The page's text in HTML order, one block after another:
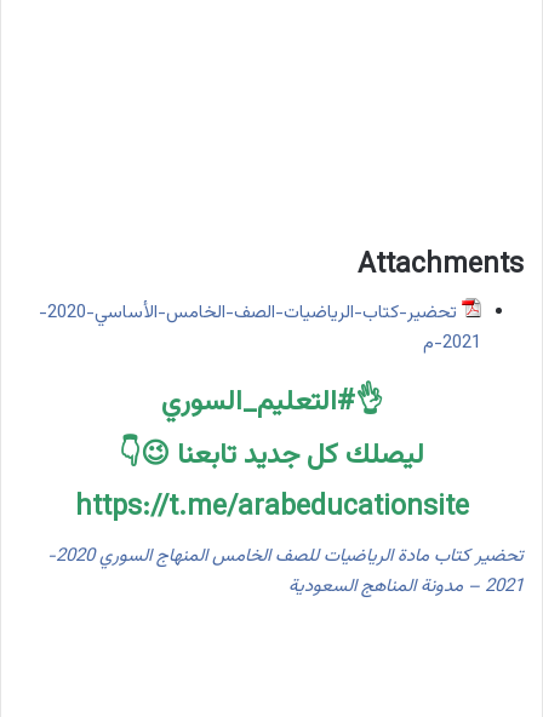
Attachments
تحضير-كتاب-الرياضيات-الصف-الخامس-الأساسي-2020-
2021-م
👌#التعليم_السوري
ليصلك كل جديد تابعنا 😉👇
https://t.me/arabeducationsite
تحضير كتاب مادة الرياضيات للصف الخامس المنهاج السوري 2020-
2021 – مدونة المناهج السعودية